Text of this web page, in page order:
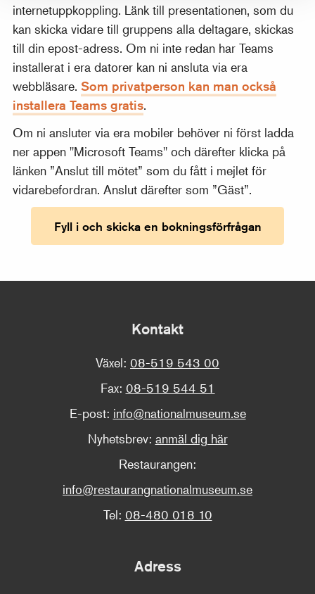
internetuppkoppling. Länk till presentationen, som du
kan skicka vidare till gruppens alla deltagare, skickas
till din epost-adress. Om ni inte redan har Teams
installerat i era datorer kan ni ansluta via era
webbläsare.Som privatperson kan man också
installera Teams gratis.
Om ni ansluter via era mobiler behöver ni först ladda
ner appen "Microsoft Teams" och därefter klicka på
länken ”Anslut till mötet” som du fått i mejlet för
vidarebefordran. Anslut därefter som ”Gäst”.
Fyll i och skicka en bokningsförfrågan
Kontakt
Växel: 08-519 543 00
Fax: 08-519 544 51
E-post: info@nationalmuseum.se
Nyhetsbrev: anmäl dig här
Restaurangen:
info@restaurangnationalmuseum.se
Tel: 08-480 018 10
Adress